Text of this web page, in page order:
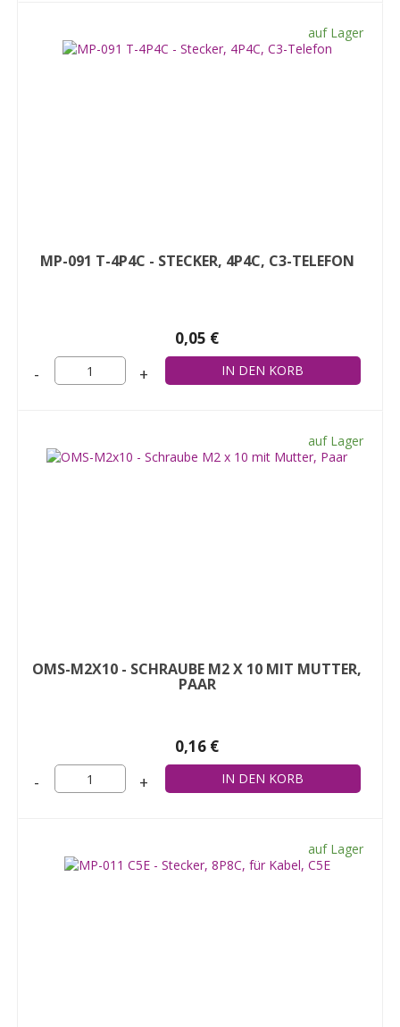
auf Lager
MP-091 T-4P4C - STECKER, 4P4C, C3-TELEFON
0,05 €
- +
auf Lager
OMS-M2X10 - SCHRAUBE M2 X 10 MIT MUTTER,
PAAR
0,16 €
- +
auf Lager